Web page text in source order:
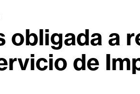
obligada a
de